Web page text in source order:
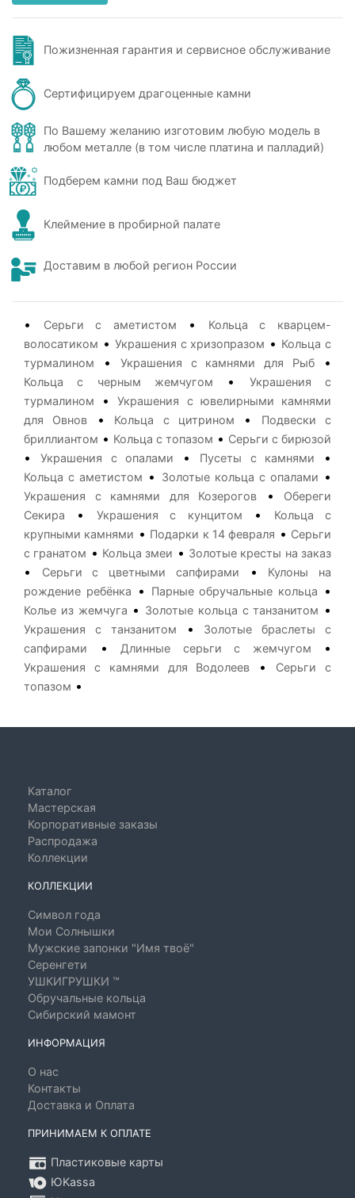
Пожизненная гарантия и сервисное обслуживание
Сертифицируем драгоценные камни
По Вашему желанию изготовим любую модель в
любом металле (в том числе платина и палладий)
Подберем камни под Ваш бюджет
Клеймение в пробирной палате
Доставим в любой регион России
• Серьги с аметистом •
Кольца с кварцем-
волосатиком • Украшения с хризопразом • Кольца с
турмалином
• Украшения с камнями для Рыб •
Кольца с черным жемчугом •
Украшения с
турмалином
•Украшения с ювелирными камнями
для Овнов
• Кольца с цитрином •
Подвески с
бриллиантом • Кольца с топазом • Серьги с бирюзой
• Украшения с опалами • Пусеты с камнями •
Кольца с аметистом • Золотые кольца с опалами •
Украшения с камнями для Козерогов •
Обереги
Секира
• Украшения с кунцитом •
Кольца с
крупными камнями • Подарки к 14 февраля • Серьги
с гранатом • Кольца змеи • Золотые кресты на заказ
• Серьги с цветными сапфирами •
Кулоны на
рождение ребёнка
• Парные обручальные кольца •
Колье из жемчуга • Золотые кольца с танзанитом •
Украшения с танзанитом •
Золотые браслеты с
сапфирами
• Длинные серьги с жемчугом •
Украшения с камнями для Водолеев •
Серьги с
топазом •
Каталог
Мастерская
Корпоративные заказы
Распродажа
Коллекции
КОЛЛЕКЦИИ
Символ года
Мои Солнышки
Мужские запонки "Имя твоё"
Серенгети
УШКИГРУШКИ ™
Обручальные кольца
Сибирский мамонт
ИНФОРМАЦИЯ
О нас
Контакты
Доставка и Оплата
ПРИНИМАЕМ К ОПЛАТЕ
Пластиковые карты
ЮKassa